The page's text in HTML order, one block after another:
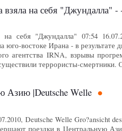
взяла на себя "Джундалла"
на себя "Джундалла" 07:54
востоке Ирана - в результате
агентства IRNA, взрывы
террористы-смертники.
Азию |Deutsche Welle
Deutsche Welle Gro?ansicht
поездки в Центральную